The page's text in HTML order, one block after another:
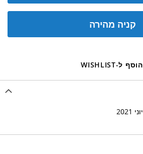
קניה מהירה
הוסף ל-WISHLIST